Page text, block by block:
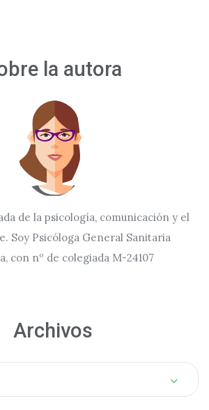
la autora
de la psicología, comunicación y el
Soy Psicóloga General Sanitaria
con nº de colegiada M-24107
Archivos